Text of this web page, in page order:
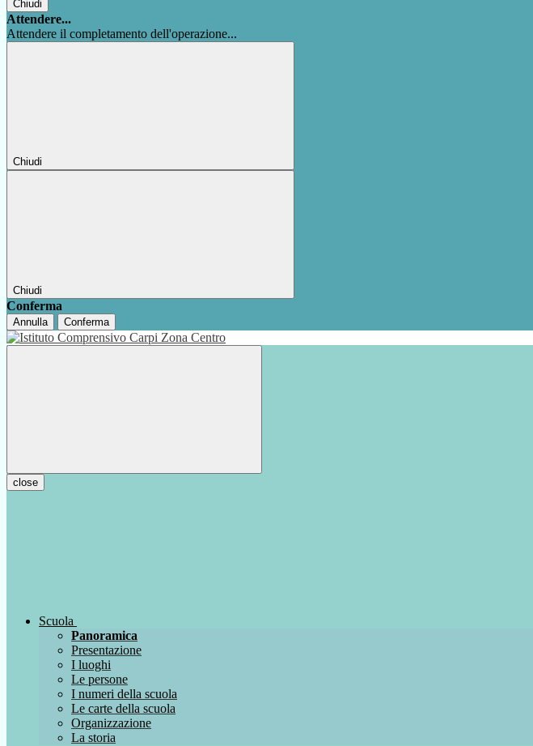
Chiudi
Attendere...
Attendere il completamento dell'operazione...
Chiudi
Chiudi
Conferma
Annulla Conferma
close
Scuola
Panoramica
Presentazione
I luoghi
Le persone
I numeri della scuola
Le carte della scuola
Organizzazione
La storia